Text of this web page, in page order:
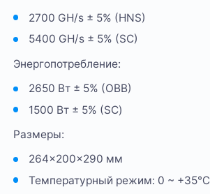
2700 GH/s ± 5% (HNS)
5400 GH/s ± 5% (SC)
Энергопотребление:
2650 Вт ± 5% (ОВВ)
1500 Вт ± 5% (SC)
Размеры:
264×200×290 мм
Температурный режим: 0 ~ +35℃